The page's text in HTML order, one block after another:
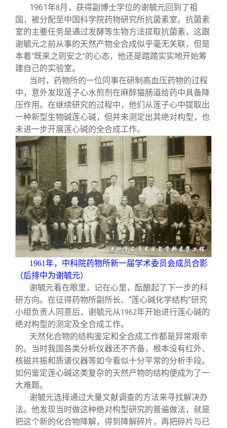
1961年8月，获得副博士学位的谢毓元回到了祖
国，被分配至中国科学院药物研究所抗菌素室。抗菌素
室的主要任务是通过发酵等生物方法提取抗菌素，这跟
谢毓元之前从事的天然产物全合成似乎毫无关联，但是
本着“既来之则安之”的心态，他还是踏踏实实地开始筹
建自己的实验室。
当时，药物所的一位同事在研制高血压药物的过程
中，意外发现莲子心水煎剂在麻醉猫肠道给药中具备降
压作用。在继续研究的过程中，他们从莲子心中提取出
一种新型生物碱莲心碱，但并未测定出其绝对构型，也
未进一步开展莲心碱的全合成工作。
1961年，中科院药物所新一届学术委员会成员合影
（后排中为谢毓元）
谢毓元看在眼里，记在心里，酝酿起了下一步的科
研方向。在征得药物所副所长、“莲心碱化学结构”研究
小组负责人同意后，谢毓元从1962年开始进行莲心碱的
绝对构型的测定及全合成工作。
天然化合物的结构鉴定和全合成工作都是异常艰辛
的。当时我国各类分析仪器还不齐备，根本没有红外、
核磁共振和质谱仪器等如今看似十分平常的分析手段。
如何鉴定莲心碱这类复杂的天然产物的结构便成为了一
大难题。
谢毓元选择通过大量文献调查的方法来寻找解决办
法。他发现当时做这种绝对构型研究的普遍做法，就是
把这个新的化合物降解，得到降解碎片，再把碎片与已